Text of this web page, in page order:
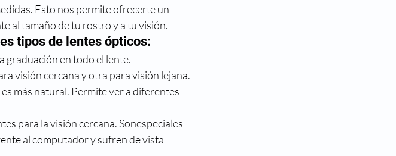
Esto nos permite ofrecerte un
al tamaño de tu rostro y a tu visión.
tipos de lentes ópticos:
graduación en todo el lente.
visión cercana y otra para visión lejana.
más natural. Permite ver a diferentes
para la visión cercana. Sonespeciales
al computador y sufren de vista